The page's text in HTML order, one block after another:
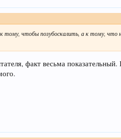
чтобы позубоскалить, а к тому, что
факт весьма